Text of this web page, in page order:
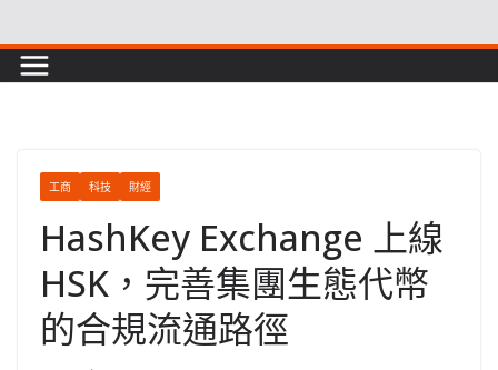
to
content
工商 科技 財經
HashKey Exchange 上線
HSK，完善集團生態代幣
的合規流通路徑